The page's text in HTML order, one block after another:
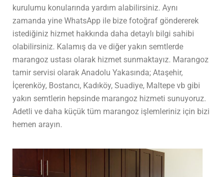
kurulumu konularında yardım alabilirsiniz. Aynı
zamanda yine WhatsApp ile bize fotoğraf göndererek
istediğiniz hizmet hakkında daha detaylı bilgi sahibi
olabilirsiniz. Kalamış da ve diğer yakın semtlerde
marangoz ustası olarak hizmet sunmaktayız. Marangoz
tamir servisi olarak Anadolu Yakasında; Ataşehir,
İçerenköy, Bostancı, Kadıköy, Suadiye, Maltepe vb gibi
yakın semtlerin hepsinde marangoz hizmeti sunuyoruz.
Adetli ve daha küçük tüm marangoz işlemleriniz için bizi
hemen arayın.